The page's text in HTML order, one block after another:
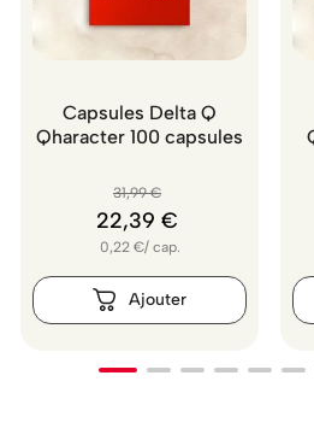
Capsules Delta Q
Qharacter 100 capsules
31,99 €
22,39 €
0,22 €/ cap.